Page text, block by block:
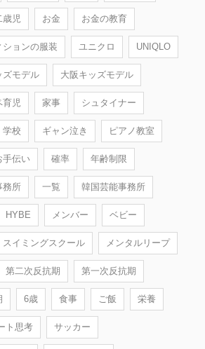
歳児 お金 お金の教育
ションの服装 ユニクロ UNIQLO
ズモデル 大阪キッズモデル
育児 家事 シュタイナー
学校 ギャン泣き ピアノ教室
手伝い 確率 年齢制限
務所 一覧 韓国芸能事務所
HYBE メンバー ベビー
スイミングスクール メンタルリープ
第二次反抗期 第一次反抗期
6歳 食事 ご飯 栄養
ト思考 サッカー